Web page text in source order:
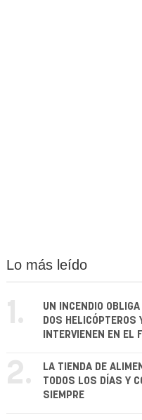
Lo más leído
1.
UN INCENDIO
DOS HELICÓPTEROS
INTERVIENEN EN EL
2.
LA TIENDA DE
TODOS LOS DÍAS Y
SIEMPRE